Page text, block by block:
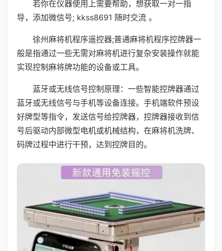
若你在仪器使用上需要帮助，想获取一对一指
导，添加微信号; kkss8691 随时交流 。
徐州麻将机程序遥控器;普通麻将机程序控牌器一
般是指通过一些无需对麻将机进行复杂安装操作就能
实现控制麻将牌功能的设备或工具。
蓝牙或无线信号控制原理：一些智能控牌器通过
蓝牙或无线信号与手机等设备连接。手机端软件预设
好牌型等指令，发送信号给控牌器，控牌器接收到信
号后驱动内部微型电机或机械结构，在麻将机洗牌、
码牌过程中进行干预，达到控牌目的。